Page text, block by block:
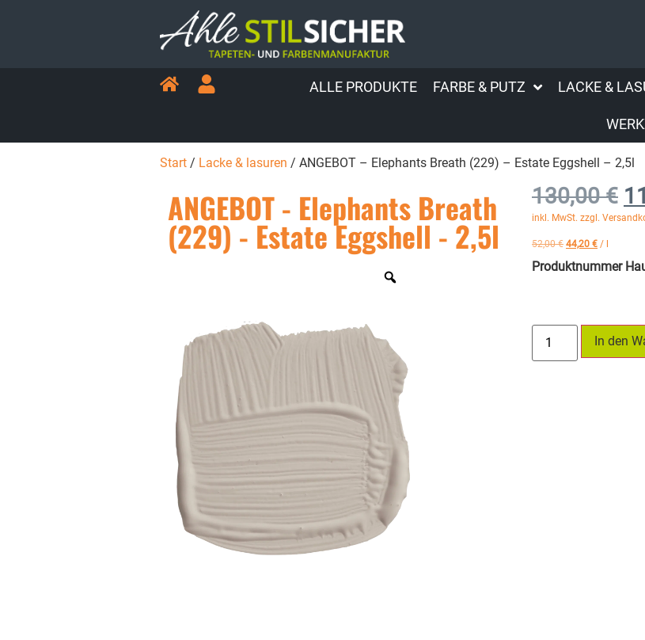
ALLE PRODUKTE FARBE & PUTZ LACKE &
Start/ Lacke & lasuren / ANGEBOT – Elephants Breath (229) – Estate Eggshell – 2,5l
ANGEBOT - Elephants Breath
(229) - Estate Eggshell - 2,5l
130,00€
inkl. MwSt. zzgl.
52,00€ 44,20 € / l
Produktnummer
In den